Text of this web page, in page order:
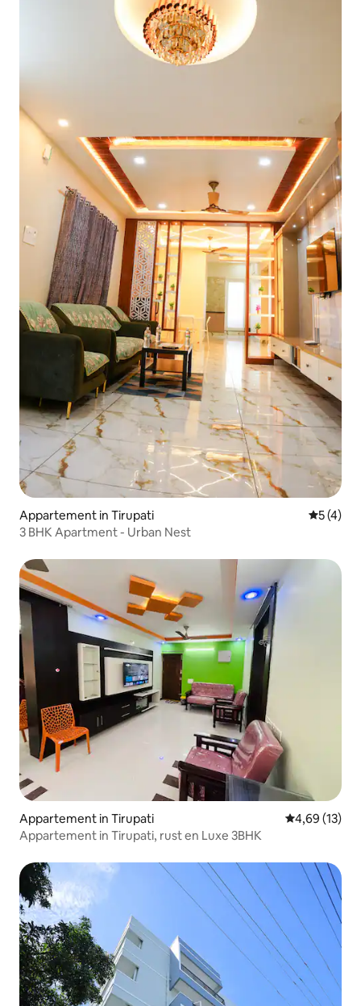
Appartement in Tirupati
5 (4)
3 BHK Apartment - Urban Nest
Appartement in Tirupati Gemiddelde
4,69 (13)
Appartement in Tirupati, rust en Luxe 3BHK